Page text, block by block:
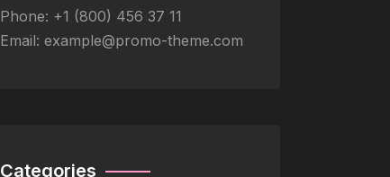
Phone: +1 (800) 456 37 11
Email: example@promo-theme.com
Categories